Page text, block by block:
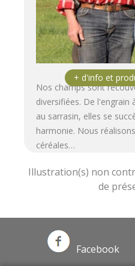
Nos champs sont
diversifiées. De l'engrain
au sarrasin, elles se
harmonie. Nous
céréales…
Facebook